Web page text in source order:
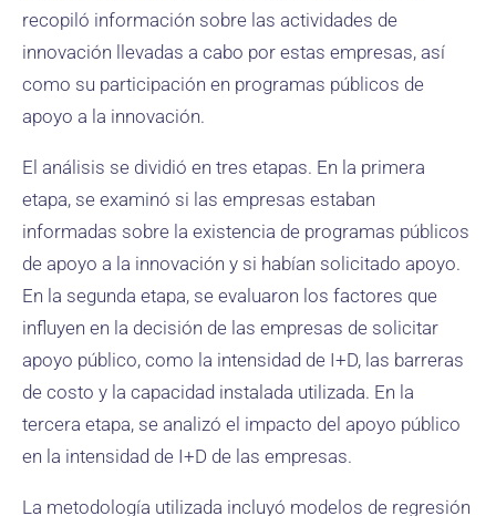
recopiló información sobre las actividades de
innovación llevadas a cabo por estas empresas, así
como su participación en programas públicos de
apoyo a la innovación.
El análisis se dividió en tres etapas. En la primera
etapa, se examinó si las empresas estaban
informadas sobre la existencia de programas públicos
de apoyo a la innovación y si habían solicitado apoyo.
En la segunda etapa, se evaluaron los factores que
influyen en la decisión de las empresas de solicitar
apoyo público, como la intensidad de I+D, las barreras
de costo y la capacidad instalada utilizada. En la
tercera etapa, se analizó el impacto del apoyo público
en la intensidad de I+D de las empresas.
La metodología utilizada incluyó modelos de regresión